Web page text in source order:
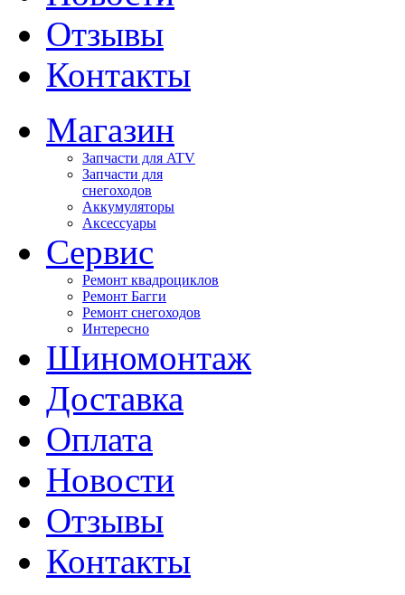
Отзывы
Контакты
Магазин
Запчасти для ATV
Запчасти для
снегоходов
Аккумуляторы
Аксессуары
Сервис
Ремонт квадроциклов
Ремонт Багги
Ремонт снегоходов
Интересно
Шиномонтаж
Доставка
Оплата
Новости
Отзывы
Контакты